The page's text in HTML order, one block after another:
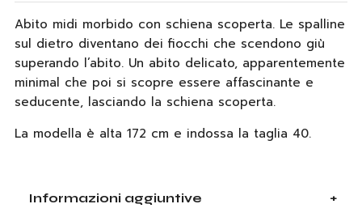
Abito midi morbido con schiena scoperta. Le spalline
sul dietro diventano dei fiocchi che scendono giù
superando l’abito. Un abito delicato, apparentemente
minimal che poi si scopre essere affascinante e
seducente, lasciando la schiena scoperta.
La modella è alta 172 cm e indossa la taglia 40.
Informazioni aggiuntive